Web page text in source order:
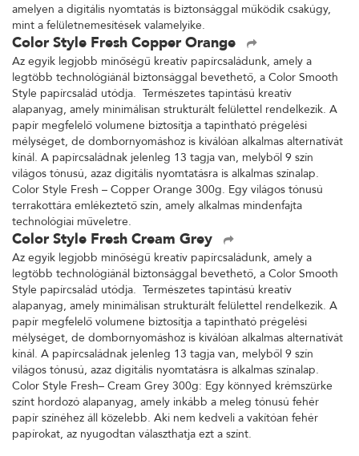
amelyen a digitális nyomtatás is biztonsággal működik csakúgy,
mint a felületnemesítések valamelyike.
Color Style Fresh Copper Orange
Az egyik legjobb minőségű kreatív papírcsaládunk, amely a
legtöbb technológiánál biztonsággal bevethető, a Color Smooth
Style papírcsalád utódja. Természetes tapintású kreatív
alapanyag, amely minimálisan strukturált felülettel rendelkezik. A
papír megfelelő volumene biztosítja a tapintható prégelési
mélységet, de dombornyomáshoz is kiválóan alkalmas alternatívát
kínál. A papírcsaládnak jelenleg 13 tagja van, melyből 9 szín
világos tónusú, azaz digitális nyomtatásra is alkalmas színalap.
Color Style Fresh – Copper Orange 300g. Egy világos tónusú
terrakottára emlékeztető szín, amely alkalmas mindenfajta
technológiai műveletre.
Color Style Fresh Cream Grey
Az egyik legjobb minőségű kreatív papírcsaládunk, amely a
legtöbb technológiánál biztonsággal bevethető, a Color Smooth
Style papírcsalád utódja. Természetes tapintású kreatív
alapanyag, amely minimálisan strukturált felülettel rendelkezik. A
papír megfelelő volumene biztosítja a tapintható prégelési
mélységet, de dombornyomáshoz is kiválóan alkalmas alternatívát
kínál. A papírcsaládnak jelenleg 13 tagja van, melyből 9 szín
világos tónusú, azaz digitális nyomtatásra is alkalmas színalap.
Color Style Fresh– Cream Grey 300g: Egy könnyed krémszürke
színt hordozó alapanyag, amely inkább a meleg tónusú fehér
papír színéhez áll közelebb. Aki nem kedveli a vakítóan fehér
papírokat, az nyugodtan választhatja ezt a színt.